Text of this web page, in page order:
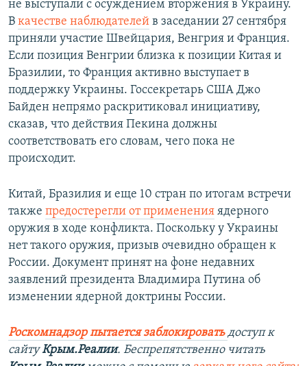
не выступали с осуждением вторжения в Украину.
В качестве наблюдателей в заседании 27 сентября
приняли участие Швейцария, Венгрия и Франция.
Если позиция Венгрии близка к позиции Китая и
Бразилии, то Франция активно выступает в
поддержку Украины. Госсекретарь США Джо
Байден непрямо раскритиковал инициативу,
сказав, что действия Пекина должны
соответствовать его словам, чего пока не
происходит.
Китай, Бразилия и еще 10 стран по итогам встречи
также предостерегли от применения ядерного
оружия в ходе конфликта. Поскольку у Украины
нет такого оружия, призыв очевидно обращен к
России. Документ принят на фоне недавних
заявлений президента Владимира Путина об
изменении ядерной доктрины России.
Роскомнадзор пытается заблокировать доступ к
сайтуКрым.Реалии. Беспрепятственно читать